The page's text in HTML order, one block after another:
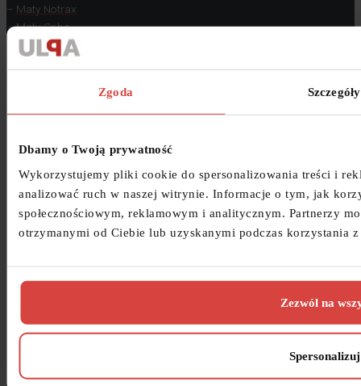
Zgoda Szczegóły
Dbamy o Twoją prywatność
Wykorzystujemy pliki cookie do spersonalizowania treści i
analizować ruch w naszej witrynie. Informacje o tym, jak
społecznościowym, reklamowym i analitycznym. Partnerzy
otrzymanymi od Ciebie lub uzyskanymi podczas korzystania z
Zezwól na
Spersonalizuj
– Maty Notrax
–Maty Coba
Odkurzacze Rgs
Odkurzacze pneumatyczne
Odkurzacze antywybuchowe
Odkurzacze do oleju
Maty przemysłowe
Maty antyzmęczeniowe
Ranking odkurzaczy przemysłowych